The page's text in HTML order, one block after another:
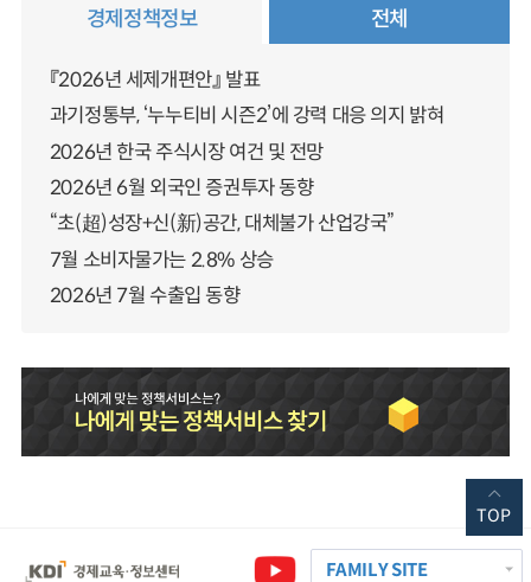
경제정책정보 전체
『2026년 세제개편안』 발표
과기정통부, ‘누누티비 시즌2’에 강력 대응 의지 밝혀
2026년 한국 주식시장 여건 및 전망
2026년 6월 외국인 증권투자 동향
“초(超)성장+신(新)공간, 대체불가 산업강국”
7월 소비자물가는 2.8% 상승
2026년 7월 수출입 동향
FAMILY SITE
TOP